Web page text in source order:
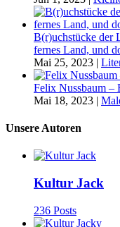
B(r)uchstücke
fernes Land, und
Mai 25, 2023 |
Felix Nussbaum –
Mai 18, 2023 |
Unsere Autoren
Kultur Jack
236 Posts